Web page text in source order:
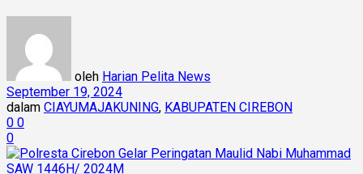
oleh Harian Pelita News
September 19, 2024
dalam CIAYUMAJAKUNING, KABUPATEN CIREBON
0 0
0